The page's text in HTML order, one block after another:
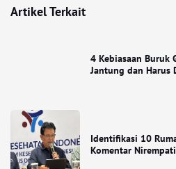
Artikel Terkait
4 Kebiasaan Buruk
Jantung dan Harus
Identifikasi 10
Komentar